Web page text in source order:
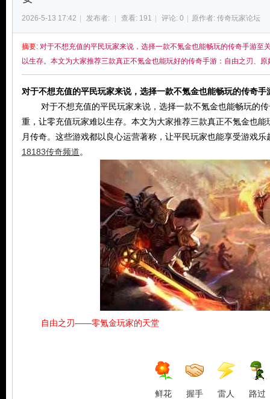
2026-5-13 17:42 发布者: 查看: 191 评论: 0 原作者: 传奇玩家论坛
摘要: 对于不想充值的平民玩家来说，选择一款不氪金也能畅玩的传奇手游至
以生存。本文为大家推荐三款真正不氪金也能玩好的传奇手游：自由之刃、
对于不想充值的平民玩家来说，选择一款不氪金也能畅玩的传奇手
对于不想充值的平民玩家来说，选择一款不氪金也能畅玩的传
重，让零充值玩家难以生存。本文为大家推荐三款真正不氪金也
月传奇。这些游戏都以良心运营著称，让平民玩家也能享受游戏
18183传奇频道。
自由之刃——零氪金玩家的天堂
鲜花 握手 雷人 路过